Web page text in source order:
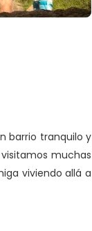
barrio tranquilo y
muchas
viviendo allá a